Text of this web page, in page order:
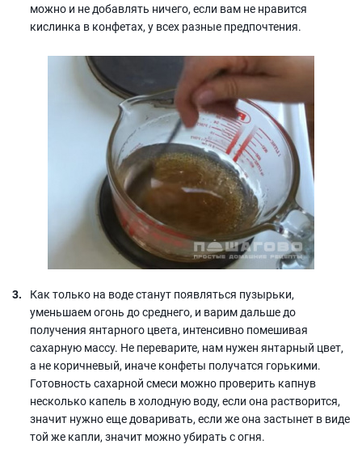
можно и не добавлять ничего, если вам не нравится
кислинка в конфетах, у всех разные предпочтения.
Как только на воде станут появляться пузырьки,
уменьшаем огонь до среднего, и варим дальше до
получения янтарного цвета, интенсивно помешивая
сахарную массу. Не переварите, нам нужен янтарный цвет,
а не коричневый, иначе конфеты получатся горькими.
Готовность сахарной смеси можно проверить капнув
несколько капель в холодную воду, если она растворится,
значит нужно еще доваривать, если же она застынет в виде
той же капли, значит можно убирать с огня.